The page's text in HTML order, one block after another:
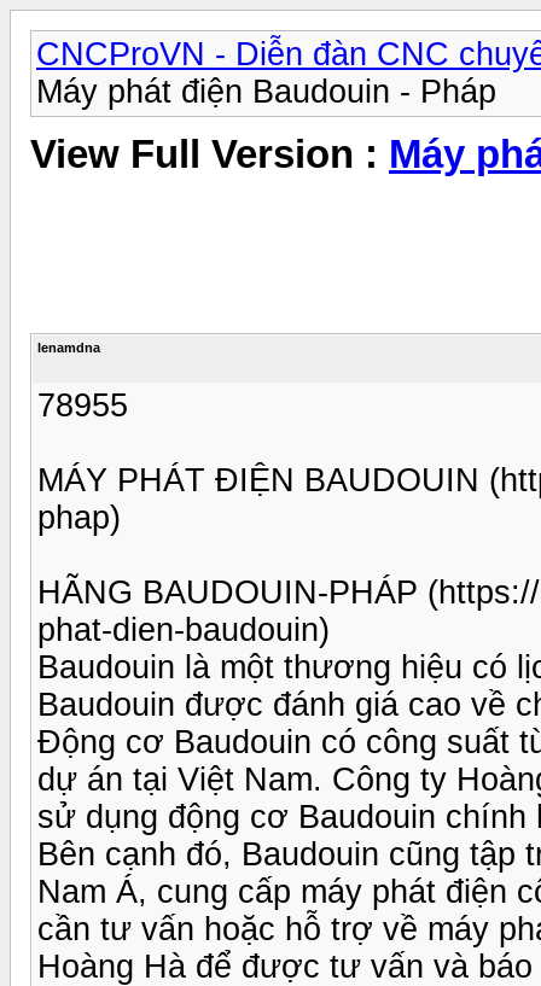
CNCProVN - Diễn đàn CNC
Máy phát điện Baudouin - Pháp
View Full Version : Máy
lenamdna
78955
MÁY PHÁT ĐIỆN BAUDOUIN
phap)
HÃNG BAUDOUIN-PHÁP
phat-dien-baudouin)
Baudouin là một thương hiệu có
Baudouin được đánh giá cao về
Động cơ Baudouin có công suất
dự án tại Việt Nam. Công ty
sử dụng động cơ Baudouin chính
Bên cạnh đó, Baudouin cũng
Nam Á, cung cấp máy phát điện
cần tư vấn hoặc hỗ trợ về máy
Hoàng Hà để được tư vấn và